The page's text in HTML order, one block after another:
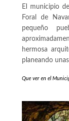
El municipio
Foral de
pequeño
hermosa
planeando
Que ver en el